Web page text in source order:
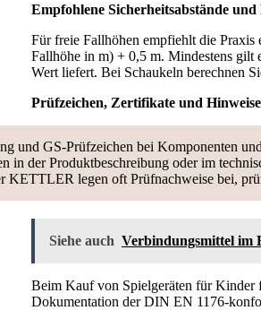
Empfohlene Sicherheitsabstände
Für freie Fallhöhen empfiehlt die
Fallhöhe in m) + 0,5 m. Mindestens gilt
Wert liefert. Bei Schaukeln berechnen
Prüfzeichen, Zertifikate und
und GS-Prüfzeichen bei Komponenten
in der Produktbeschreibung oder im
KETTLER legen oft Prüfnachweise bei,
Siehe auch Verbindungsmittel im
Beim Kauf von Spielgeräten für Kinder
Dokumentation der DIN EN 1176-